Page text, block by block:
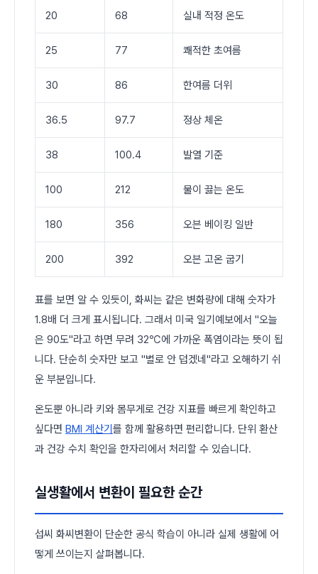
20 68 실내 적정 온도
25 77 쾌적한 초여름
30 86 한여름 더위
36.5 97.7 정상 체온
38 100.4 발열 기준
100 212 물이 끓는 온도
180 356 오븐 베이킹 일반
200 392 오븐 고온 굽기
표를 보면 알 수 있듯이, 화씨는 같은 변화량에 대해 숫자가
1.8배 더 크게 표시됩니다. 그래서 미국 일기예보에서 "오늘
은 90도"라고 하면 무려 32℃에 가까운 폭염이라는 뜻이 됩
니다. 단순히 숫자만 보고 "별로 안 덥겠네"라고 오해하기 쉬
운 부분입니다.
온도뿐 아니라 키와 몸무게로 건강 지표를 빠르게 확인하고
싶다면 BMI 계산기 를 함께 활용하면 편리합니다. 단위 환산
과 건강 수치 확인을 한자리에서 처리할 수 있습니다.
실생활에서 변환이 필요한 순간
섭씨 화씨변환이 단순한 공식 학습이 아니라 실제 생활에 어
떻게 쓰이는지 살펴봅니다.